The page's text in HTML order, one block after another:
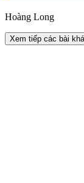
Hoàng Long
Xem tiếp các bài